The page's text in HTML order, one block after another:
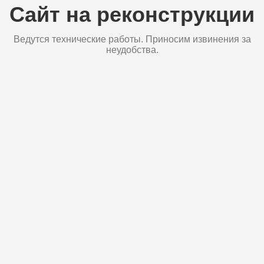
Сайт на реконструкции
Ведутся технические работы. Приносим извинения за
неудобства.